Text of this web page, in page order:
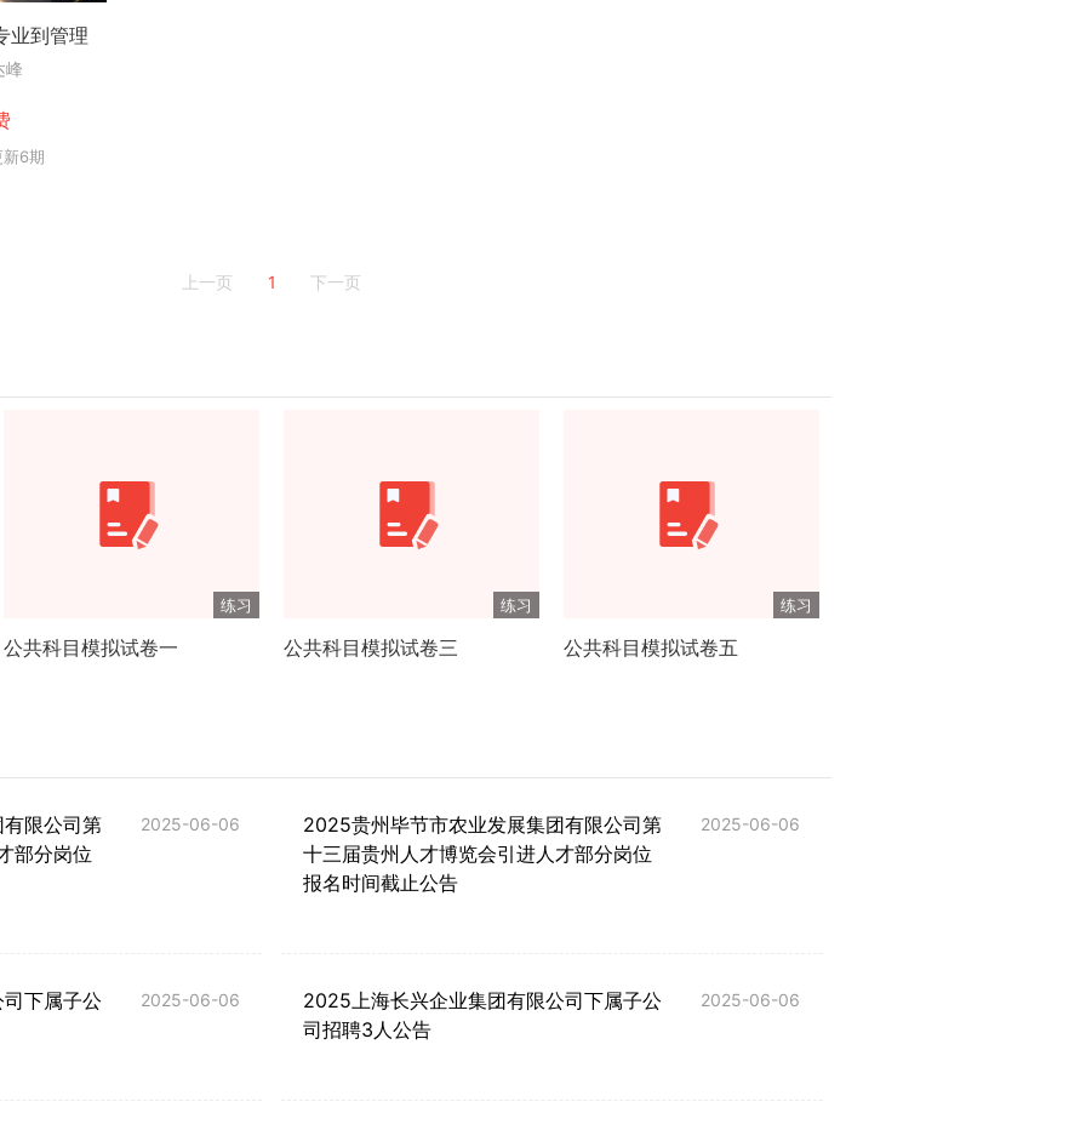
业到管理
峰
6期
上一页 1 下一页
练习
公共科目模拟试卷一
练习
公共科目模拟试卷三
练习
公共科目模拟试卷五
限公司第
部分岗位
2025-06-06
下属子公 2025-06-06
2025贵州毕节市农业发展集团有限公司第
十三届贵州人才博览会引进人才部分岗位
报名时间截止公告
2025-06-06
2025上海长兴企业集团有限公司下属子公
司招聘3人公告
2025-06-06